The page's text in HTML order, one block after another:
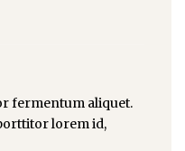
fermentum aliquet.
lorem id,